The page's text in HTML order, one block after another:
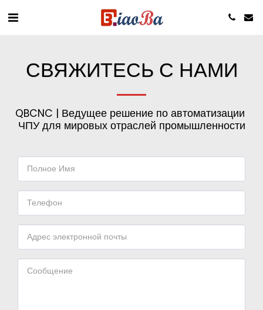
СВЯЖИТЕСЬ С НАМИ
QBCNC | Ведущее решение по автоматизации
ЧПУ для мировых отраслей промышленности